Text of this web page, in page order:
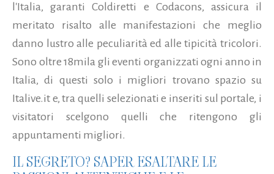
l'Italia, garanti Coldiretti e Codacons, assicura il
meritato risalto alle manifestazioni che meglio
danno lustro alle peculiarità ed alle tipicità tricolori.
Sono oltre 18mila gli eventi organizzati ogni anno in
Italia, di questi solo i migliori trovano spazio su
Italive.it e, tra quelli selezionati e inseriti sul portale, i
visitatori scelgono quelli che ritengono gli
appuntamenti migliori.
IL SEGRETO? SAPER ESALTARE LE